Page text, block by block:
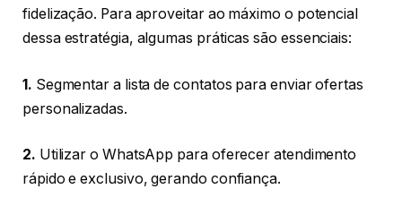
fidelização. Para aproveitar ao máximo o potencial
dessa estratégia, algumas práticas são essenciais:
1. Segmentar a lista de contatos para enviar ofertas
personalizadas.
2. Utilizar o WhatsApp para oferecer atendimento
rápido e exclusivo, gerando confiança.